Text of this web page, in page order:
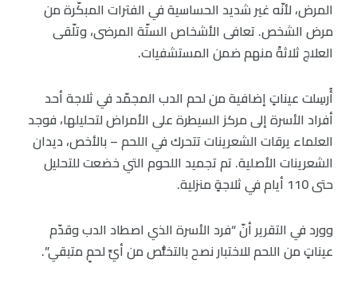
المرض، لأنّه غير شديد الحساسية في الفترات المبكّرة من
مرض الشخص. تعافى الأشخاص الستّة المرضى، وتلّقى
العلاج ثلاثةً منهم ضمن المستشفيات.
أُرسِلت عيناتٍ إضافية من لحم الدب المجمّد في ثلاجة أحد
أفراد الأسرة إلى مركز السيطرة على الأمراض لتحليلها، فوجد
العلماء يرقات الشعرينات تتحرك في اللحم – بالأخص، ديدان
الشعرينات الأصلية. تم تجميد اللحوم التي خضعت للتحليل
حتى 110 أيام في ثلاجةٍ منزلية.
وورد في التقرير أنّ “فرد الأسرة الذي اصطاد الدب وقدّم
عيناتٍ من اللحم للاختبار نصح بالتخلُّص من أيِّ لحمٍ متبقي”.